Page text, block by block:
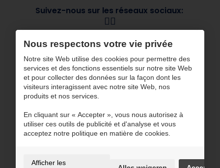
Suivez-nous sur les réseaux sociaux:
Navigation
À propos de CBG
Secteurs
ESG
Nos marques
Contact
Nous respectons votre vie privée
Notre site Web utilise des cookies pour permettre des
services et des fonctions essentiels sur notre site Web
et pour collecter des données sur la façon dont les
visiteurs interagissent avec notre site Web, nos
produits et nos services.
En cliquant sur « Accepter », vous nous autorisez à
utiliser ces outils de publicité et d'analyse et vous
acceptez notre politique en matière de cookies.
Afficher les